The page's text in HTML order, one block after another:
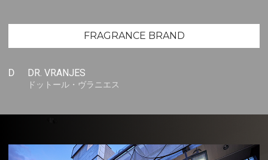
FRAGRANCE BRAND
D DR. VRANJES
ドットール・ヴラニエス